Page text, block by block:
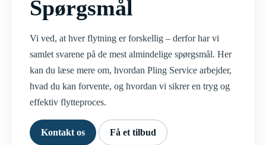
Spørgsmål
Vi ved, at hver flytning er forskellig – derfor har vi
samlet svarene på de mest almindelige spørgsmål. Her
kan du læse mere om, hvordan Pling Service arbejder,
hvad du kan forvente, og hvordan vi sikrer en tryg og
effektiv flytteproces.
Kontakt os Få et tilbud